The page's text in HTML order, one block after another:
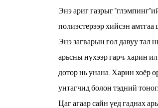
Энэ ариг газрыг
полиэстерээр хийсэн
Энэ загварын гол давуу тал
арьсны нүхээр гарч, харин
дотор нь унана. Харин хоёр
унтагчид болон тэдний
Цаг агаар сайн үед гаднах